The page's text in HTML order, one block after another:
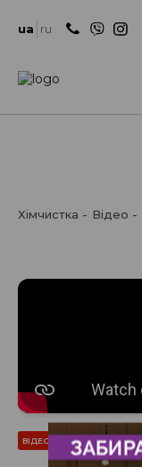
OKua ru
Хімчистка Відео
ВІДЕО